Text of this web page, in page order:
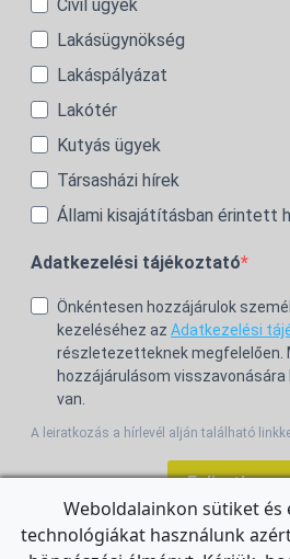
Civil ügyek
Lakásügynökség
Lakáspályázat
Lakótér
Kutyás ügyek
Társasházi hírek
Állami kisajátításban érintett
Adatkezelési tájékoztató
Önkéntesen hozzájárulok
kezeléséhez az Adatkezelési
részletezetteknek megfelelően.
hozzájárulásom
van.
A leiratkozás a hírlevél alján található
Weboldalainkon sütiket és
technológiákat használunk